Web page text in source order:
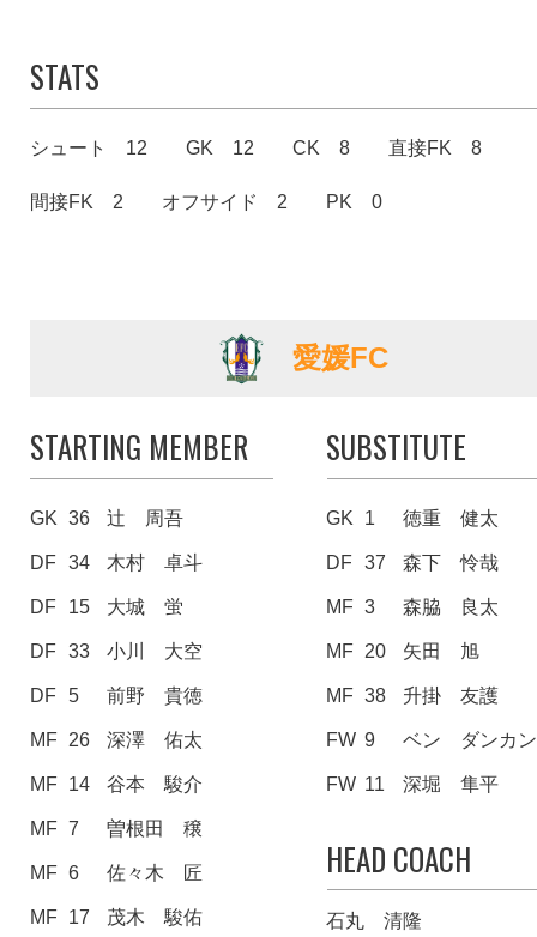
STATS
シュート 12 GK 12 CK 8 直接FK 8
間接FK 2 オフサイド 2 PK 0
愛媛FC
STARTING MEMBER
GK 36 辻 周吾
DF 34 木村 卓斗
DF 15 大城 蛍
DF 33 小川 大空
DF 5 前野 貴徳
MF 26 深澤 佑太
MF 14 谷本 駿介
MF 7 曽根田 穣
MF 6 佐々木 匠
MF 17 茂木 駿佑
SUBSTITUTE
GK 1 徳重 健太
DF 37 森下 怜哉
MF 3 森脇 良太
MF 20 矢田 旭
MF 38 升掛 友護
FW 9 ベン ダンカン
FW 11 深堀 隼平
HEAD COACH
石丸 清隆